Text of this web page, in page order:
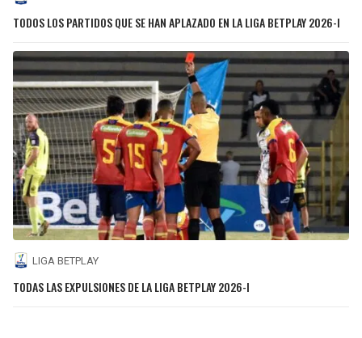
TODOS LOS PARTIDOS QUE SE HAN APLAZADO EN LA LIGA BETPLAY 2026-I
LIGA BETPLAY
TODAS LAS EXPULSIONES DE LA LIGA BETPLAY 2026-I